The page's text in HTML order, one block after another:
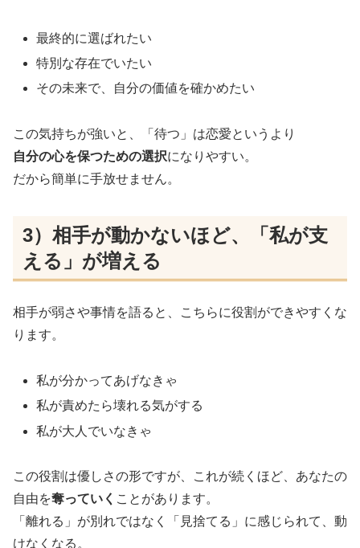
最終的に選ばれたい
特別な存在でいたい
その未来で、自分の価値を確かめたい
この気持ちが強いと、「待つ」は恋愛というより
自分の心を保つための選択になりやすい。
だから簡単に手放せません。
3）相手が動かないほど、「私が支
える」が増える
相手が弱さや事情を語ると、こちらに役割ができやすくな
ります。
私が分かってあげなきゃ
私が責めたら壊れる気がする
私が大人でいなきゃ
この役割は優しさの形ですが、これが続くほど、あなたの
自由を奪っていく ことがあります。
「離れる」が別れではなく「見捨てる」に感じられて、動
けなくなる。